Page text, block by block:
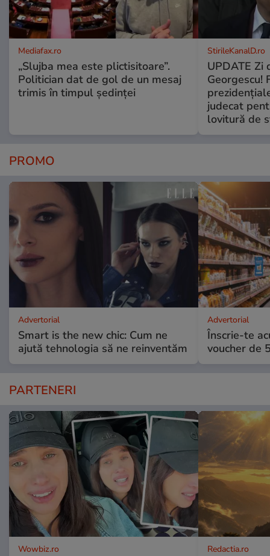
Mediafax.ro
„Slujba mea este plictisitoare”.
Politician dat de gol de un mesaj
trimis în timpul ședinței
StirileKanalD.ro
UPDATE Zi
Georgescu!
judecat
lovitură de
PROMO
Advertorial
Smart is the new chic: Cum ne
ajută tehnologia să ne reinventăm
Advertorial
Înscrie-te
voucher de
PARTENERI
Wowbiz.ro Redactia.ro